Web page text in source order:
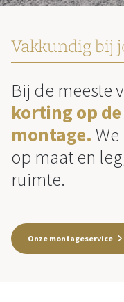
Vakkundig bij
Bij de meeste
korting op
montage.
op maat en
ruimte.
Onze montageservice